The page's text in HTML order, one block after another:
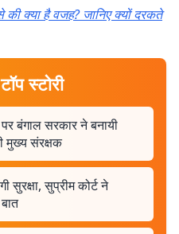
की क्या है वजह? जानिए क्यों दरकते
स्टोरी
बंगाल सरकार ने बनायी
मुख्य संरक्षक
सुरक्षा, सुप्रीम कोर्ट ने